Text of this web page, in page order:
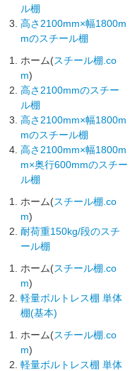
ル棚
高さ2100mm×幅1800m
mのスチール棚
ホーム(スチール棚.co
m)
高さ2100mmのスチー
ル棚
高さ2100mm×幅1800m
mのスチール棚
高さ2100mm×幅1800m
m×奥行600mmのスチー
ル棚
ホーム(スチール棚.co
m)
耐荷重150kg/段のスチ
ール棚
ホーム(スチール棚.co
m)
軽量ボルトレス棚 単体
棚(基本)
ホーム(スチール棚.co
m)
軽量ボルトレス棚 単体